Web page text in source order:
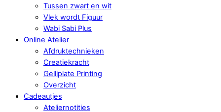
Tussen zwart en wit
Vlek wordt Figuur
Wabi Sabi Plus
Online Atelier
Afdruktechnieken
Creatiekracht
Gelliplate Printing
Overzicht
Cadeautjes
Ateliernotities